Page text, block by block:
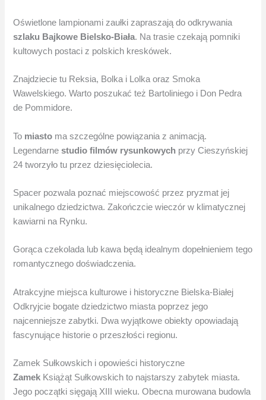
Oświetlone lampionami zaułki zapraszają do odkrywania
szlaku Bajkowe Bielsko-Biała. Na trasie czekają pomniki
kultowych postaci z polskich kreskówek.
Znajdziecie tu Reksia, Bolka i Lolka oraz Smoka
Wawelskiego. Warto poszukać też Bartoliniego i Don Pedra
de Pommidore.
To miasto ma szczególne powiązania z animacją.
Legendarnestudio filmów rysunkowych przy Cieszyńskiej
24 tworzyło tu przez dziesięciolecia.
Spacer pozwala poznać miejscowość przez pryzmat jej
unikalnego dziedzictwa. Zakończcie wieczór w klimatycznej
kawiarni na Rynku.
Gorąca czekolada lub kawa będą idealnym dopełnieniem tego
romantycznego doświadczenia.
Atrakcyjne miejsca kulturowe i historyczne Bielska-Białej
Odkryjcie bogate dziedzictwo miasta poprzez jego
najcenniejsze zabytki. Dwa wyjątkowe obiekty opowiadają
fascynujące historie o przeszłości regionu.
Zamek Sułkowskich i opowieści historyczne
Zamek Książąt Sułkowskich to najstarszy zabytek miasta.
Jego początki sięgają XIII wieku. Obecna murowana budowla